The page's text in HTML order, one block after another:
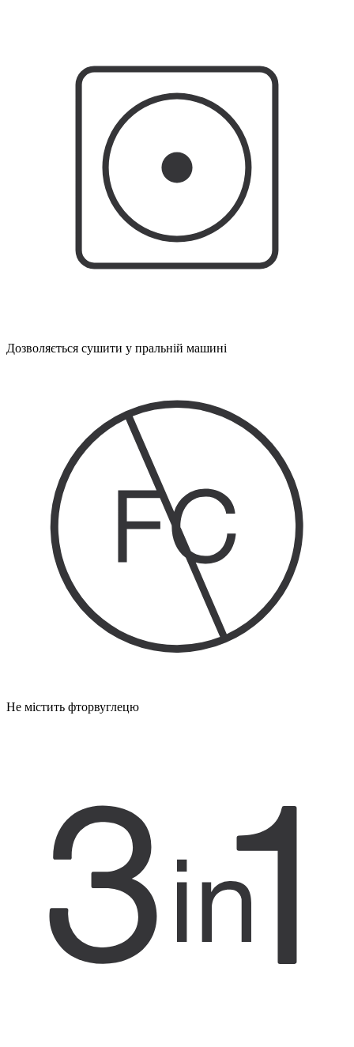
Дозволяється сушити у пральній машині
Не містить фторвуглецю